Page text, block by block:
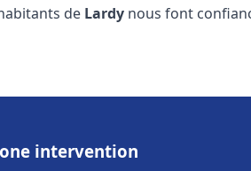
de Lardy nous font
intervention